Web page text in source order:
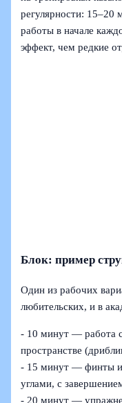
регулярности: 15–20
работы в начале
эффект, чем редкие
Блок: пример
Один из рабочих
любительских, и в
- 10 минут — работа
пространстве
- 15 минут — финты и
углами, с
- 20 минут —